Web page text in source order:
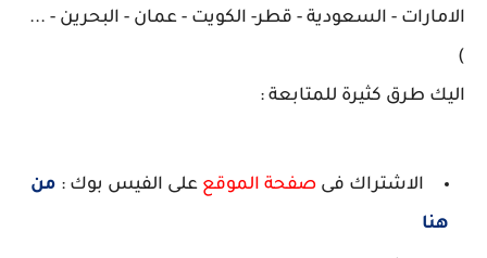
الامارات - السعودية - قطر- الكويت - عمان - البحرين - ...
)
اليك طرق كثيرة للمتابعة :
الاشتراك فى صفحة الموقع على الفيس بوك : من
هنا